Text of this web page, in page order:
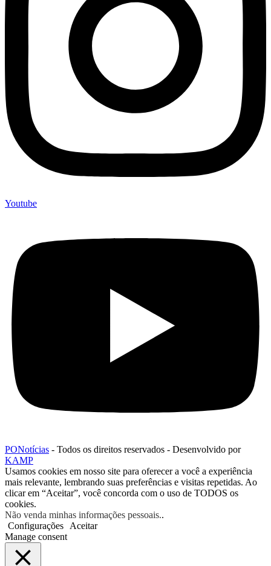
Youtube
PONotícias - Todos os direitos reservados - Desenvolvido por
KAMP
Usamos cookies em nosso site para oferecer a você a experiência
mais relevante, lembrando suas preferências e visitas repetidas. Ao
clicar em “Aceitar”, você concorda com o uso de TODOS os
cookies.
Não venda minhas informações pessoais..
Configurações
Aceitar
Manage consent